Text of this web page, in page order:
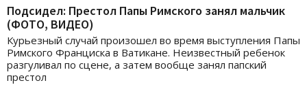
Подсидел: Престол Папы Римского занял мальчик
(ФОТО, ВИДЕО)
Курьезный случай произошел во время выступления Папы
Римского Франциска в Ватикане. Неизвестный ребенок
разгуливал по сцене, а затем вообще занял папский
престол